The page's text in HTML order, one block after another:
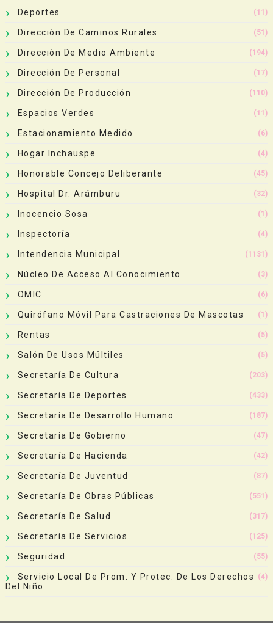
Deportes (11)
Dirección De Caminos Rurales (51)
Dirección De Medio Ambiente (194)
Dirección De Personal (17)
Dirección De Producción (110)
Espacios Verdes (11)
Estacionamiento Medido (6)
Hogar Inchauspe (4)
Honorable Concejo Deliberante (45)
Hospital Dr. Arámburu (32)
Inocencio Sosa (1)
Inspectoría (4)
Intendencia Municipal (1131)
Núcleo De Acceso Al Conocimiento (3)
OMIC (6)
Quirófano Móvil Para Castraciones De Mascotas (1)
Rentas (5)
Salón De Usos Múltiles (5)
Secretaría De Cultura (203)
Secretaría De Deportes (433)
Secretaría De Desarrollo Humano (187)
Secretaría De Gobierno (47)
Secretaría De Hacienda (42)
Secretaría De Juventud (87)
Secretaría De Obras Públicas (551)
Secretaría De Salud (317)
Secretaría De Servicios (125)
Seguridad (55)
Servicio Local De Prom. Y Protec. De Los Derechos
Del Niño
(4)